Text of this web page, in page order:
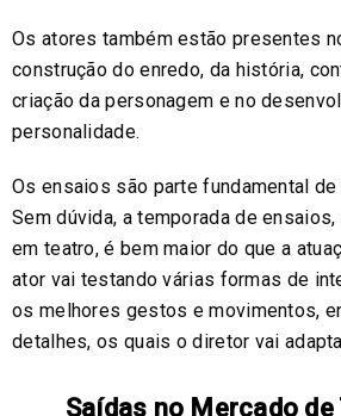
Os atores também estão presentes
construção do enredo, da história,
criação da personagem e no
personalidade.
Os ensaios são parte fundamental
Sem dúvida, a temporada de
em teatro, é bem maior do que a
ator vai testando várias formas de
os melhores gestos e movimentos,
detalhes, os quais o diretor vai
Saídas no Mercado de